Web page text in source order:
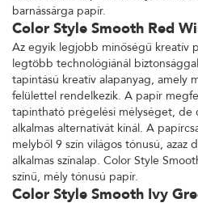
barnássárga papír.
Color Style Smooth Red
Az egyik legjobb minőségű kreatív
legtöbb technológiánál
tapintású kreatív alapanyag, amely
felülettel rendelkezik. A papír
tapintható prégelési mélységet, de
alkalmas alternatívát kínál. A
melyből 9 szín világos tónusú, azaz
alkalmas színalap. Color Style
színű, mély tónusú papír.
Color Style Smooth Ivy